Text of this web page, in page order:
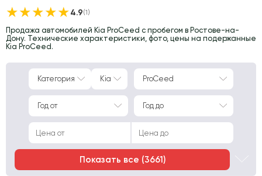
★★★★★4.9(1)
Продажа автомобилей Kia ProCeed с пробегом в Ростове-на-
Дону. Технические характеристики, фото, цены на подержанные
Kia ProCeed.
Категория Kia ProCeed
Год от Год до
Показать все (3661)